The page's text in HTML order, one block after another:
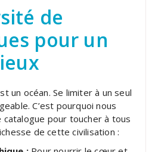
de
pour un
un océan. Se limiter à un seul
C’est pourquoi nous
pour toucher à tous
de cette civilisation :